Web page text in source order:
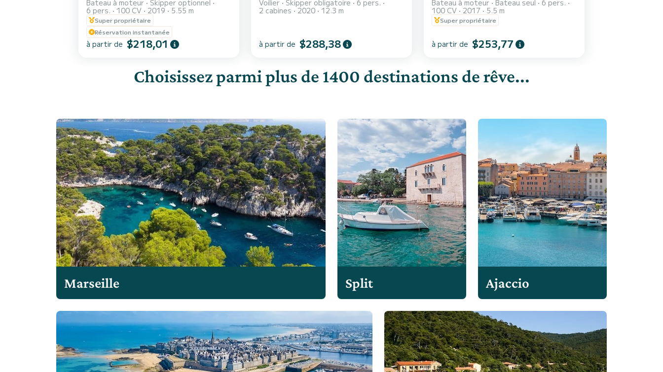
Bateau à moteur
Skipper optionnel
6 pers.
100 CV 2019 5.55 m
Super propriétaire
Réservation instantanée
à partir de $218,01
Voilier
Skipper obligatoire
6 pers.
2 cabines
2020 12.3 m
à partir de $288,38
Bateau à moteur
Bateau seul
6 pers.
100 CV
2017 5.5 m
Super propriétaire
à partir de $253,77
Choisissez parmi plus de 1400 destinations de rêve...
Marseille Split Ajaccio